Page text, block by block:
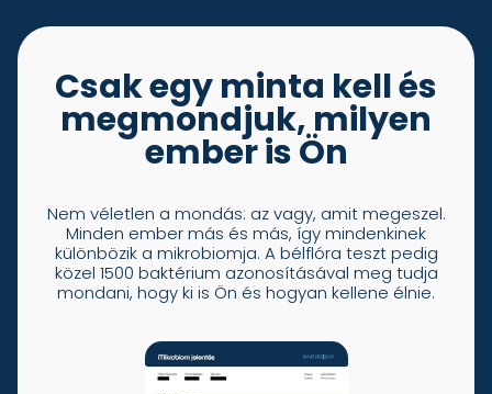
Csak egy minta kell és
megmondjuk, milyen
ember is Ön
Nem véletlen a mondás: az vagy, amit megeszel.
Minden ember más és más, így mindenkinek
különbözik a mikrobiomja. A bélflóra teszt pedig
közel 1500 baktérium azonosításával meg tudja
mondani, hogy ki is Ön és hogyan kellene élnie.